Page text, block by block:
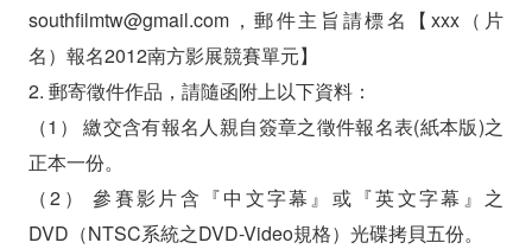
southfilmtw@gmail.com，郵件主旨請標名【xxx（片
名）報名2012南方影展競賽單元】
2. 郵寄徵件作品，請隨函附上以下資料：
（1） 繳交含有報名人親自簽章之徵件報名表(紙本版)之
正本一份。
（2） 參賽影片含『中文字幕』或『英文字幕』之
DVD（NTSC系統之DVD-Video規格）光碟拷貝五份。